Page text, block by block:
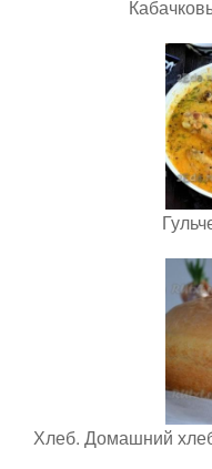
Хлеб. Домашний